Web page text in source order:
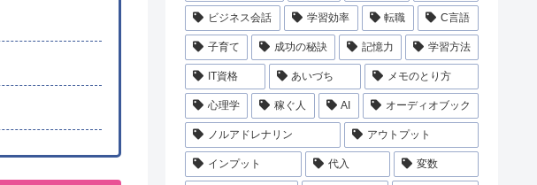
ビジネス会話 学習効率 転職 C言語
子育て 成功の秘訣 記憶力 学習方法
IT資格 あいづち メモのとり方
心理学 稼ぐ人 AI オーディオブック
ノルアドレナリン アウトプット
インプット 代入 変数